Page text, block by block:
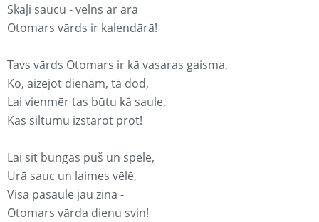
Skaļi saucu - velns ar ārā
Otomars vārds ir kalendārā!
Tavs vārds Otomars ir kā vasaras gaisma,
Ko, aizejot dienām, tā dod,
Lai vienmēr tas būtu kā saule,
Kas siltumu izstarot prot!
Lai sit bungas pūš un spēlē,
Urā sauc un laimes vēlē,
Visa pasaule jau zina -
Otomars vārda dienu svin!